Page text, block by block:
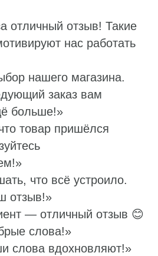
отличный отзыв! Такие
нас работать
нашего магазина.
заказ вам
больше!»
товар пришёлся
что всё устроило.
отзыв!»
— отличный отзыв 😊
слова!»
слова вдохновляют!»